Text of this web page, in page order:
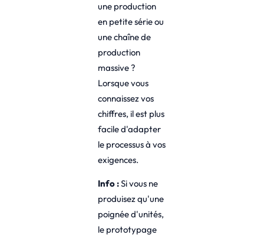
une production
en petite série ou
une chaîne de
production
massive ?
Lorsque vous
connaissez vos
chiffres, il est plus
facile d'adapter
le processus à vos
exigences.
Info :Si vous ne
produisez qu'une
poignée d'unités,
le prototypage